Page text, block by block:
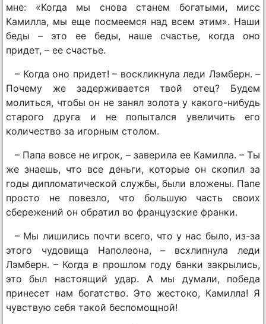
мне: «Когда мы снова станем богатыми, мисс
Камилла, мы еще посмеемся над всем этим». Наши
беды – это ее беды, наше счастье, когда оно
придет, – ее счастье.
– Когда оно придет! – воскликнула леди Лэмберн. –
Почему же задерживается твой отец? Будем
молиться, чтобы он не занял золота у какого-нибудь
старого друга и не попытался увеличить его
количество за игорным столом.
– Папа вовсе не игрок, – заверила ее Камилла. – Ты
же знаешь, что все деньги, которые он скопил за
годы дипломатической службы, были вложены. Папе
просто не повезло, что большую часть своих
сбережений он обратил во французские франки.
– Мы лишились почти всего, что у нас было, из-за
этого чудовища Наполеона, – всхлипнула леди
Лэмберн. – Когда в прошлом году банки закрылись,
это был настоящий удар. А мы думали, победа
принесет нам богатство. Это жестоко, Камилла! Я
чувствую себя такой беспомощной!